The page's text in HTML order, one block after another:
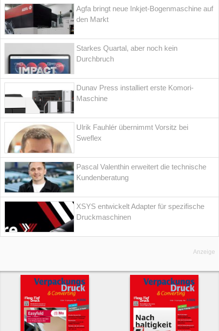
Agfa bringt neue Inkjet-Bogenmaschine auf
den Markt
Starkes Quartal, aber noch kein
Durchbruch
Dunav Press installiert erste Komori-
Maschine
Ulrik Fauhlér übernimmt Vorsitz bei
Sweflex
Pascal Valenthin erweitert die technische
Kundenberatung
XSYS entwickelt Adapter für spezifische
Druckmaschinen
Anzeige